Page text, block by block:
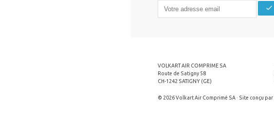
check
VOLKART AIR COMPRIME SA
Route de Satigny 58
CH-1242 SATIGNY (GE)
© 2026 Volkart Air Comprimé SA · Site conçu par